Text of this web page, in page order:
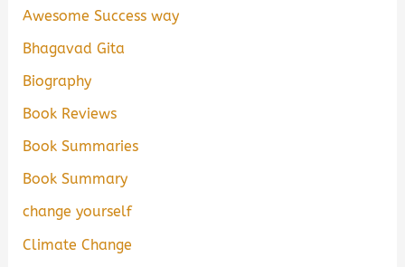
Awesome Success way
Bhagavad Gita
Biography
Book Reviews
Book Summaries
Book Summary
change yourself
Climate Change